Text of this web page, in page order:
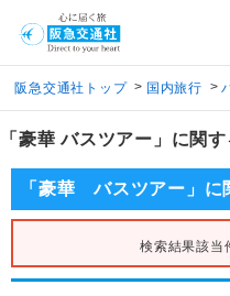
阪急交通社トップ > 国内旅行 >
「豪華 バスツアー」に関
「豪華 バスツアー」に
検索結果該当